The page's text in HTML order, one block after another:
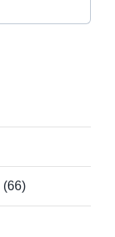
(66)